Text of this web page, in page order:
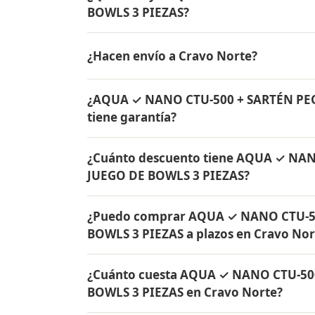
BOWLS 3 PIEZAS?
de agua Rena Ware + Bowls Rena Ware
originales Rena Ware con garantía de por
¿Hacen envío a Cravo Norte?
BOWLS 3 PIEZAS a Cravo Norte, Arauca
¿AQUA ✓ NANO CTU-500 + SARTÉN
tiene garantía?
JUEGO DE BOWLS 3 PIEZAS tienen
originales Rena Ware fabricados en
¿Cuánto descuento tiene AQUA ✓
JUEGO DE BOWLS 3 PIEZAS?
de descuento. Contáctame por
Colombia.
¿Puedo comprar AQUA ✓ NANO CTU-
BOWLS 3 PIEZAS a plazos en Cravo
PIEZAS con solo el 10% de inicial y pagar
Norte y todo Colombia.
¿Cuánto cuesta AQUA ✓ NANO CTU-
BOWLS 3 PIEZAS en Cravo Norte?